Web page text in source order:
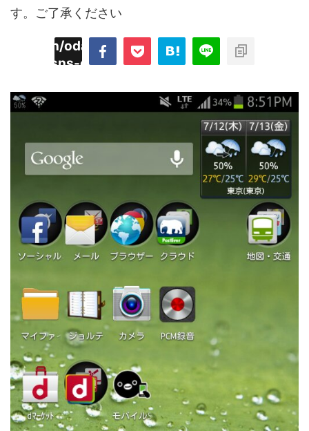
す。ご了承ください
odaiji.com/public_html/blog/wp-
sns-count-cache/sns-count-